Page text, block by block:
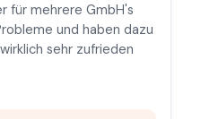
für mehrere GmbH's
und haben dazu
sehr zufrieden